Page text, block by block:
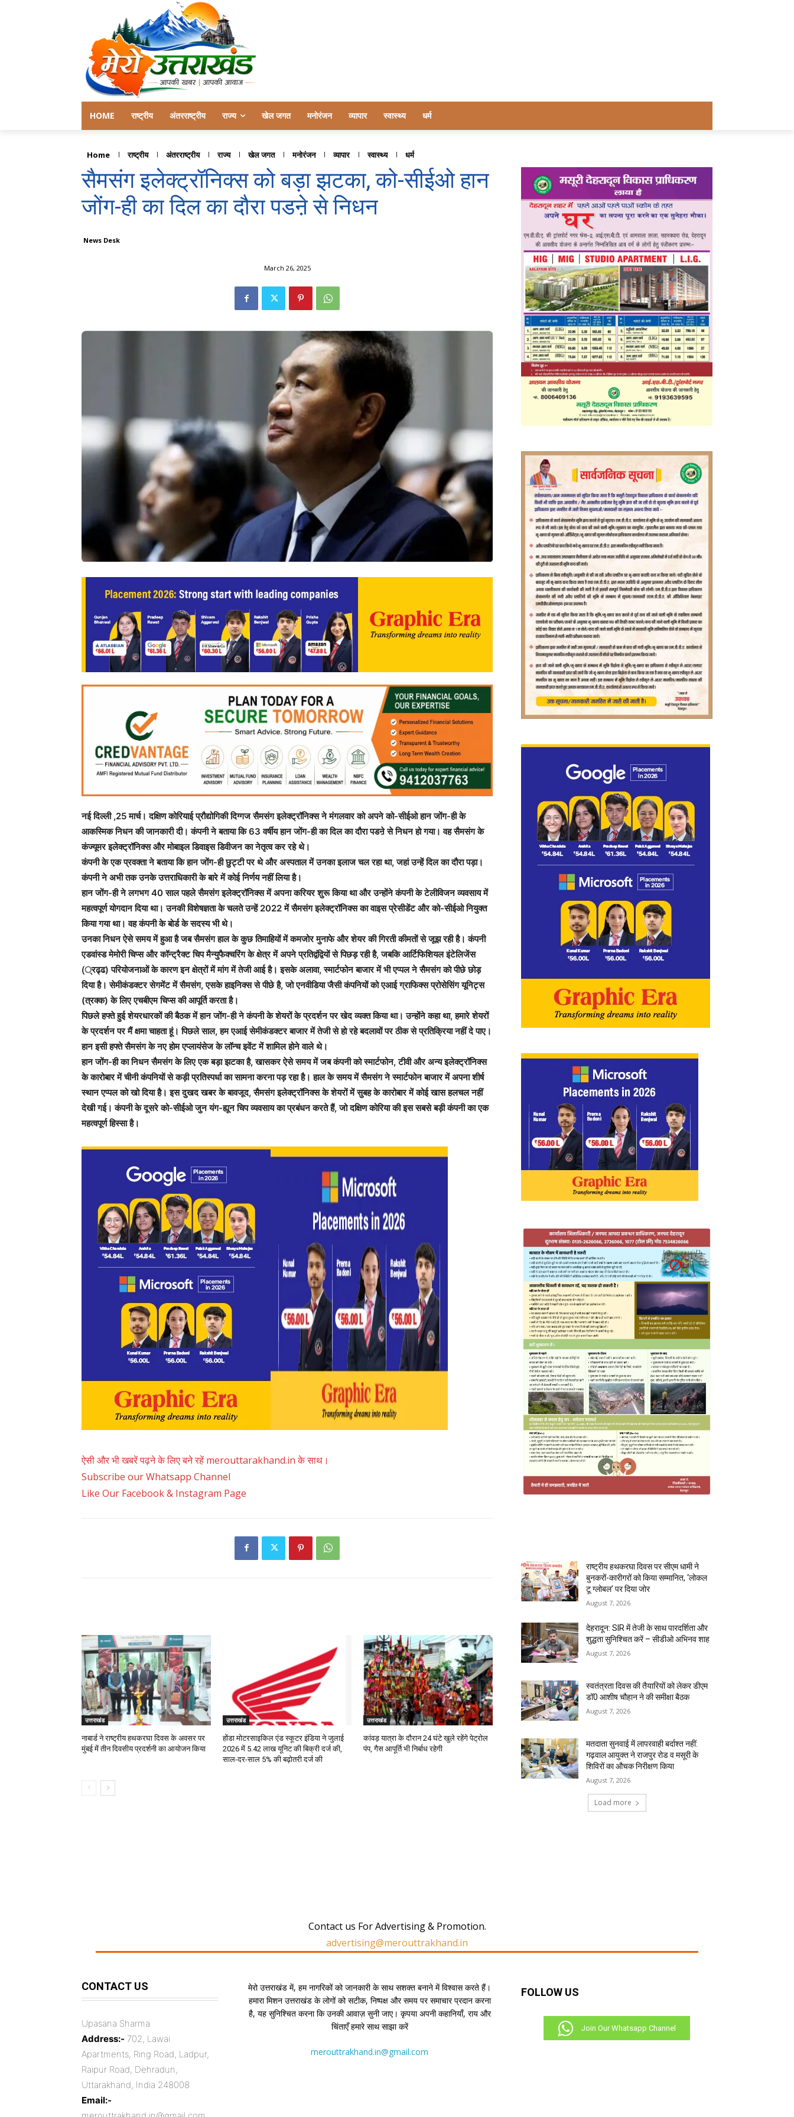
HOME राष्ट्रीय अंतरराष्ट्रीय राज्य खेल जगत मनोरंजन व्यापार स्वास्थ्य धर्म
Home राष्ट्रीय अंतरराष्ट्रीय राज्य खेल जगत मनोरंजन व्यापार स्वास्थ्य धर्म
सैमसंग इलेक्ट्रॉनिक्स को बड़ा झटका, को-सीईओ हान
जोंग-ही का दिल का दौरा पडऩे से निधन
News Desk
March 26, 2025
नई दिल्ली ,25 मार्च। दक्षिण कोरियाई प्रौद्योगिकी दिग्गज सैमसंग इलेक्ट्रॉनिक्स ने मंगलवार को अपने को-सीईओ हान जोंग-ही के
आकस्मिक निधन की जानकारी दी। कंपनी ने बताया कि 63 वर्षीय हान जोंग-ही का दिल का दौरा पडऩे से निधन हो गया। वह सैमसंग के
कंज्यूमर इलेक्ट्रॉनिक्स और मोबाइल डिवाइस डिवीजन का नेतृत्व कर रहे थे।
कंपनी के एक प्रवक्ता ने बताया कि हान जोंग-ही छुट्टी पर थे और अस्पताल में उनका इलाज चल रहा था, जहां उन्हें दिल का दौरा पड़ा।
कंपनी ने अभी तक उनके उत्तराधिकारी के बारे में कोई निर्णय नहीं लिया है।
हान जोंग-ही ने लगभग 40 साल पहले सैमसंग इलेक्ट्रॉनिक्स में अपना करियर शुरू किया था और उन्होंने कंपनी के टेलीविजन व्यवसाय में
महत्वपूर्ण योगदान दिया था। उनकी विशेषज्ञता के चलते उन्हें 2022 में सैमसंग इलेक्ट्रॉनिक्स का वाइस प्रेसीडेंट और को-सीईओ नियुक्त
किया गया था। वह कंपनी के बोर्ड के सदस्य भी थे।
उनका निधन ऐसे समय में हुआ है जब सैमसंग हाल के कुछ तिमाहियों में कमजोर मुनाफे और शेयर की गिरती कीमतों से जूझ रही है। कंपनी
एडवांस्ड मेमोरी चिप्स और कॉन्ट्रैक्ट चिप मैन्युफैक्चरिंग के क्षेत्र में अपने प्रतिद्वंद्वियों से पिछड़ रही है, जबकि आर्टिफिशियल इंटेलिजेंस
(्रढ्ढ) परियोजनाओं के कारण इन क्षेत्रों में मांग में तेजी आई है। इसके अलावा, स्मार्टफोन बाजार में भी एप्पल ने सैमसंग को पीछे छोड़
दिया है। सेमीकंडक्टर सेगमेंट में सैमसंग, एसके हाइनिक्स से पीछे है, जो एनवीडिया जैसी कंपनियों को एआई ग्राफिक्स प्रोसेसिंग यूनिट्स
(त्रक्क) के लिए एचबीएम चिप्स की आपूर्ति करता है।
पिछले हफ्ते हुई शेयरधारकों की बैठक में हान जोंग-ही ने कंपनी के शेयरों के प्रदर्शन पर खेद व्यक्त किया था। उन्होंने कहा था, हमारे शेयरों
के प्रदर्शन पर मैं क्षमा चाहता हूं। पिछले साल, हम एआई सेमीकंडक्टर बाजार में तेजी से हो रहे बदलावों पर ठीक से प्रतिक्रिया नहीं दे पाए।
हान इसी हफ्ते सैमसंग के नए होम एप्लायंसेज के लॉन्च इवेंट में शामिल होने वाले थे।
हान जोंग-ही का निधन सैमसंग के लिए एक बड़ा झटका है, खासकर ऐसे समय में जब कंपनी को स्मार्टफोन, टीवी और अन्य इलेक्ट्रॉनिक्स
के कारोबार में चीनी कंपनियों से कड़ी प्रतिस्पर्धा का सामना करना पड़ रहा है। हाल के समय में सैमसंग ने स्मार्टफोन बाजार में अपना शीर्ष
स्थान एप्पल को खो दिया है। इस दुखद खबर के बावजूद, सैमसंग इलेक्ट्रॉनिक्स के शेयरों में सुबह के कारोबार में कोई खास हलचल नहीं
देखी गई। कंपनी के दूसरे को-सीईओ जुन यंग-ह्यून चिप व्यवसाय का प्रबंधन करते हैं, जो दक्षिण कोरिया की इस सबसे बड़ी कंपनी का एक
महत्वपूर्ण हिस्सा है।
ऐसी और भी खबरें पढ़ने के लिए बने रहें merouttarakhand.in के साथ।
Subscribe our Whatsapp Channel
Like Our Facebook & Instagram Page
उत्तराखंड
नाबार्ड ने राष्ट्रीय हथकरघा दिवस के अवसर पर
मुंबई में तीन दिवसीय प्रदर्शनी का आयोजन किया
उत्तराखंड
होंडा मोटरसाइकिल एंड स्कूटर इंडिया ने जुलाई
2026 में 5.42 लाख यूनिट की बिक्री दर्ज की,
साल-दर-साल 5% की बढ़ोतरी दर्ज की
उत्तराखंड
कांवड़ यात्रा के दौरान 24 घंटे खुले रहेंगे पेट्रोल
पंप, गैस आपूर्ति भी निर्बाध रहेगी
राष्ट्रीय हथकरघा दिवस पर सीएम धामी ने
बुनकरों-कारीगरों को किया सम्मानित, ‘लोकल
टू ग्लोबल’ पर दिया जोर
August 7, 2026
देहरादून: SIR में तेजी के साथ पारदर्शिता और
शुद्धता सुनिश्चित करें – सीडीओ अभिनव शाह
August 7, 2026
स्वतंत्रता दिवस की तैयारियों को लेकर डीएम
डॉ0 आशीष चौहान ने की समीक्षा बैठक
August 7, 2026
मतदाता सुनवाई में लापरवाही बर्दाश्त नहीं:
गढ़वाल आयुक्त ने राजपुर रोड व मसूरी के
शिविरों का औचक निरीक्षण किया
August 7, 2026
Load more
Contact us For Advertising & Promotion.
advertising@merouttrakhand.in
CONTACT US
Upasana Sharma
Address:- 702, Lawai
Apartments, Ring Road, Ladpur,
Raipur Road, Dehradun,
Uttarakhand, India 248008
Email:-
मेरो उत्तराखंड में, हम नागरिकों को जानकारी के साथ सशक्त बनाने में विश्वास करते हैं।
हमारा मिशन उत्तराखंड के लोगों को सटीक, निष्पक्ष और समय पर समाचार प्रदान करना
है, यह सुनिश्चित करना कि उनकी आवाज़ सुनी जाए। कृपया अपनी कहानियाँ, राय और
चिंताएँ हमारे साथ साझा करें
merouttrakhand.in@gmail.com
FOLLOW US
Join Our Whatsapp Channel